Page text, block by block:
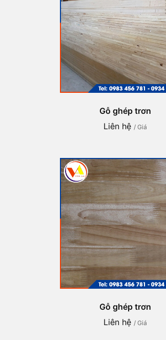
Gỗ ghép trơn
Liên hệ / Giá
Gỗ ghép trơn
Liên hệ / Giá